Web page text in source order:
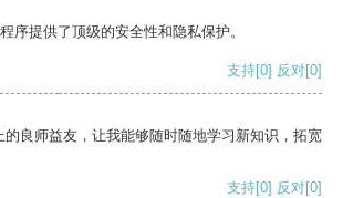
序提供了顶级的安全性和隐私保护。
支持[0] 反对[0]
的良师益友，让我能够随时随地学习新知识，拓宽
支持[0] 反对[0]